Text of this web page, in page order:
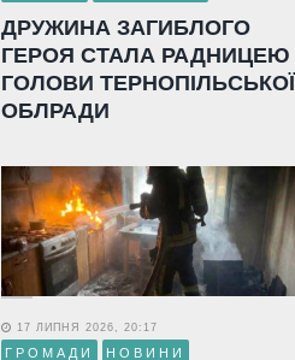
ДРУЖИНА ЗАГИБЛОГО
ГЕРОЯ СТАЛА РАДНИЦЕЮ
ГОЛОВИ ТЕРНОПІЛЬСЬКОЇ
ОБЛРАДИ
17 ЛИПНЯ 2026, 20:17
ГРОМАДИ НОВИНИ